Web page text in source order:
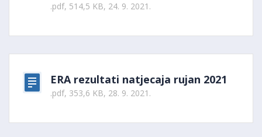
.pdf, 514,5 KB, 24. 9. 2021.
ERA rezultati natjecaja rujan 2021
.pdf, 353,6 KB, 28. 9. 2021.